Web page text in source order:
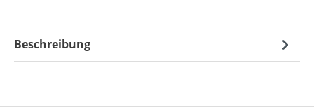
Beschreibung